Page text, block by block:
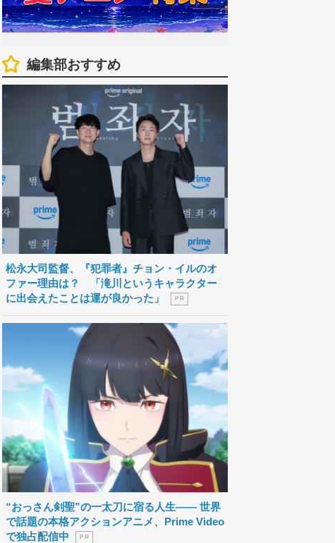
編集部おすすめ
松永大司監督、『犯罪者』チョン・イルのオ
ファー理由は？ 「滝川というキャラクター
に出会えたことは運が良かった」
P R
“おっさん剣聖”の一太刀に宿る人生―― 世界
で話題の本格アクションアニメ、Prime Video
で独占配信中
P R